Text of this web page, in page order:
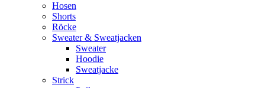
Hosen
Shorts
Röcke
Sweater & Sweatjacken
Sweater
Hoodie
Sweatjacke
Strick